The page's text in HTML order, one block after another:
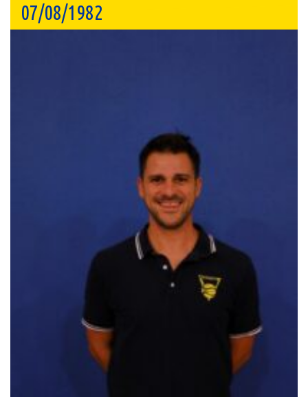
07/08/1982